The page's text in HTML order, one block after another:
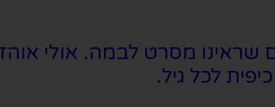
מסרט לבמה. אולי
לכל גיל.